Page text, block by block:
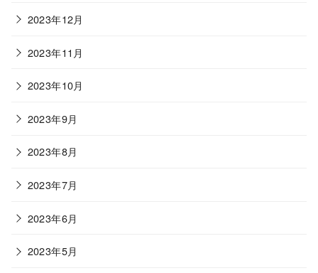
2023年12月
2023年11月
2023年10月
2023年9月
2023年8月
2023年7月
2023年6月
2023年5月